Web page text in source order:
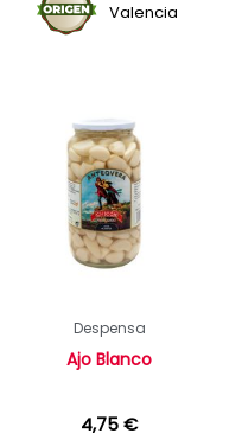
Valencia
Despensa
Ajo Blanco
4,75€